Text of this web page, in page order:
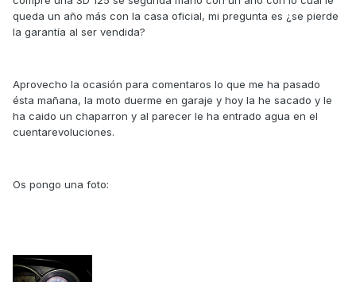
queda un año más con la casa oficial, mi pregunta es ¿se pierde
la garantía al ser vendida?
Aprovecho la ocasión para comentaros lo que me ha pasado
ésta mañana, la moto duerme en garaje y hoy la he sacado y le
ha caido un chaparron y al parecer le ha entrado agua en el
cuentarevoluciones.
Os pongo una foto: